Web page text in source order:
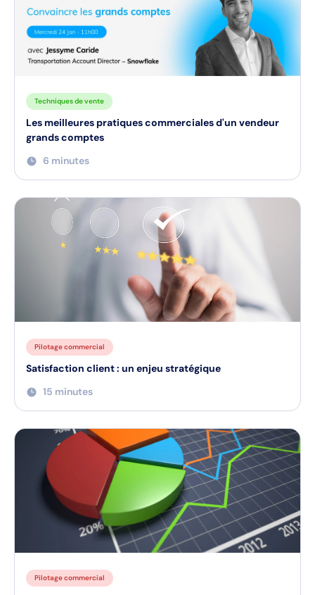
Techniques de vente
Les meilleures pratiques commerciales d'un vendeur
grands comptes
6 minutes
Pilotage commercial
Satisfaction client : un enjeu stratégique
15 minutes
Pilotage commercial